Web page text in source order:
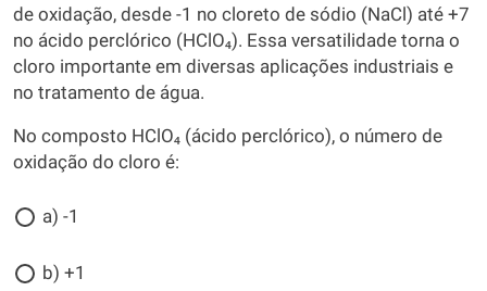
de oxidação, desde -1 no cloreto de sódio (NaCl) até +7
no ácido perclórico (HClO₄). Essa versatilidade torna o
cloro importante em diversas aplicações industriais e
no tratamento de água.
No composto HClO₄ (ácido perclórico), o número de
oxidação do cloro é:
a) -1
b) +1